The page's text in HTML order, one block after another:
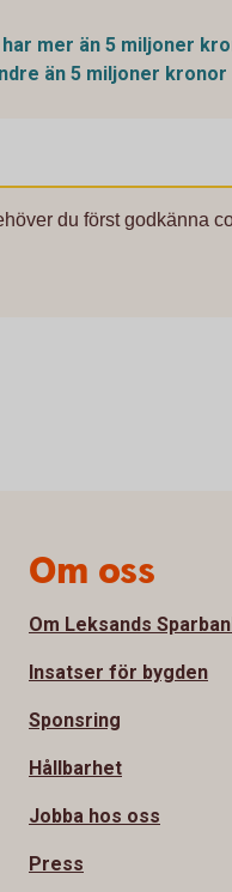
mer än 5 miljoner
än 5 miljoner
du först godkänna
Om oss
Om Leksands
Insatser för bygden
Sponsring
Hållbarhet
Jobba hos oss
Press